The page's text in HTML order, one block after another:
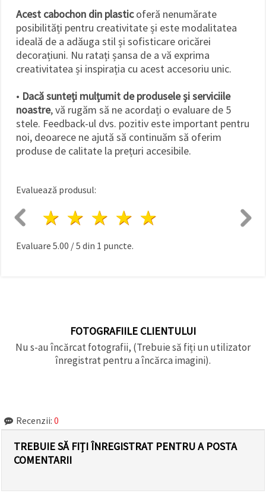
Acest cabochon din plasticoferă nenumărate
posibilități pentru creativitate și este modalitatea
ideală de a adăuga stil și sofisticare oricărei
decorațiuni. Nu ratați șansa de a vă exprima
creativitatea și inspirația cu acest accesoriu unic.
• Dacă sunteți mulțumit de produsele și serviciile
noastre, vă rugăm să ne acordați o evaluare de 5
stele. Feedback-ul dvs. pozitiv este important pentru
noi, deoarece ne ajută să continuăm să oferim
produse de calitate la prețuri accesibile.
Evaluează produsul:
4 stele
3 stele
2 stele
1 stea
Evaluare 5.00 /5 din 1 puncte.
FOTOGRAFIILE CLIENTULUI
Nu s-au încărcat fotografii, (Trebuie să fiți un utilizator
înregistrat pentru a încărca imagini).
Recenzii: 0
TREBUIE SĂ FIȚI ÎNREGISTRAT PENTRU A POSTA
COMENTARII